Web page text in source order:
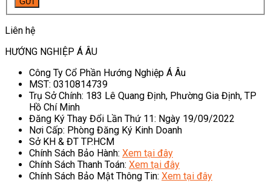
Liên hệ
HƯỚNG NGHIỆP Á ÂU
Công Ty Cổ Phần Hướng Nghiệp Á Âu
MST: 0310814739
Trụ Sở Chính: 183 Lê Quang Định, Phường Gia Định, TP
Hồ Chí Minh
Đăng Ký Thay Đổi Lần Thứ 11: Ngày 19/09/2022
Nơi Cấp: Phòng Đăng Ký Kinh Doanh
Sở KH & ĐT TP.HCM
Chính Sách Bảo Hành: Xem tại đây
Chính Sách Thanh Toán: Xem tại đây
Chính Sách Bảo Mật Thông Tin: Xem tại đây